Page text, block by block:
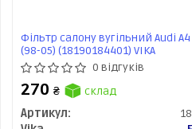
Фільтр салону вугільний Audi A4
(98-05) (18190184401) VIKA
0 відгуків
270₴
склад
Артикул: